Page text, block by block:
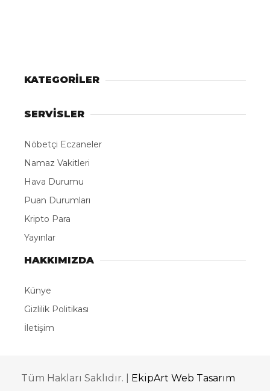
KATEGORİLER
SERVİSLER
Nöbetçi Eczaneler
Namaz Vakitleri
Hava Durumu
Puan Durumları
Kripto Para
Yayınlar
HAKKIMIZDA
Künye
Gizlilik Politikası
İletişim
Tüm Hakları Saklıdır. | EkipArt Web Tasarım